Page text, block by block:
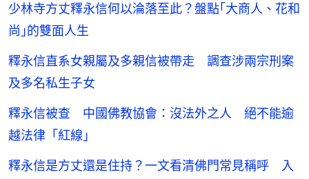
少林寺方丈釋永信何以淪落至此？盤點｢大商人、花和
尚｣的雙面人生
釋永信直系女親屬及多親信被帶走 調查涉兩宗刑案
及多名私生子女
釋永信被查 中國佛教協會：沒法外之人 絕不能逾
越法律「紅線」
釋永信是方丈還是住持？一文看清佛門常見稱呼 入